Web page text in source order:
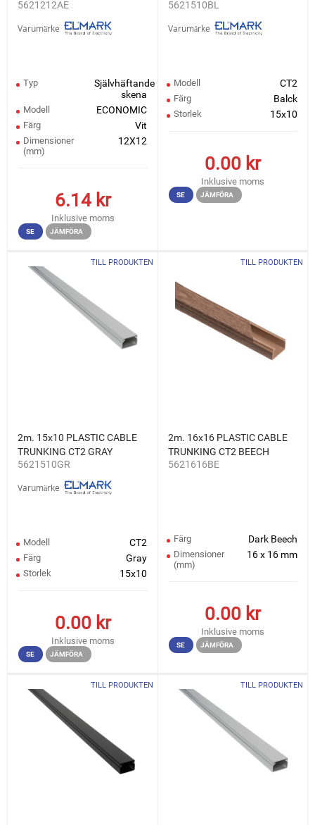
KABELSKENA CT2
ECONOMIC
5621212AE
Varumärke
Typ
Självhäftande
skena
Modell ECONOMIC
Färg Vit
Dimensioner
(mm)
12X12
6.14kr
Inklusive moms
SE JÄMFÖRA
5621510BL
Varumärke
Modell CT2
Färg Balck
Storlek 15x10
0.00 kr
Inklusive moms
SE JÄMFÖRA
TILL PRODUKTEN
2m. 15x10 PLASTIC CABLE
TRUNKING CT2 GRAY
5621510GR
Varumärke
Modell CT2
Färg Gray
Storlek 15x10
0.00kr
Inklusive moms
SE JÄMFÖRA
TILL PRODUKTEN
2m. 16x16 PLASTIC CABLE
TRUNKING CT2 BEECH
5621616BE
Färg Dark Beech
Dimensioner
(mm)
16 x 16 mm
0.00 kr
Inklusive moms
SE JÄMFÖRA
TILL PRODUKTEN TILL PRODUKTEN